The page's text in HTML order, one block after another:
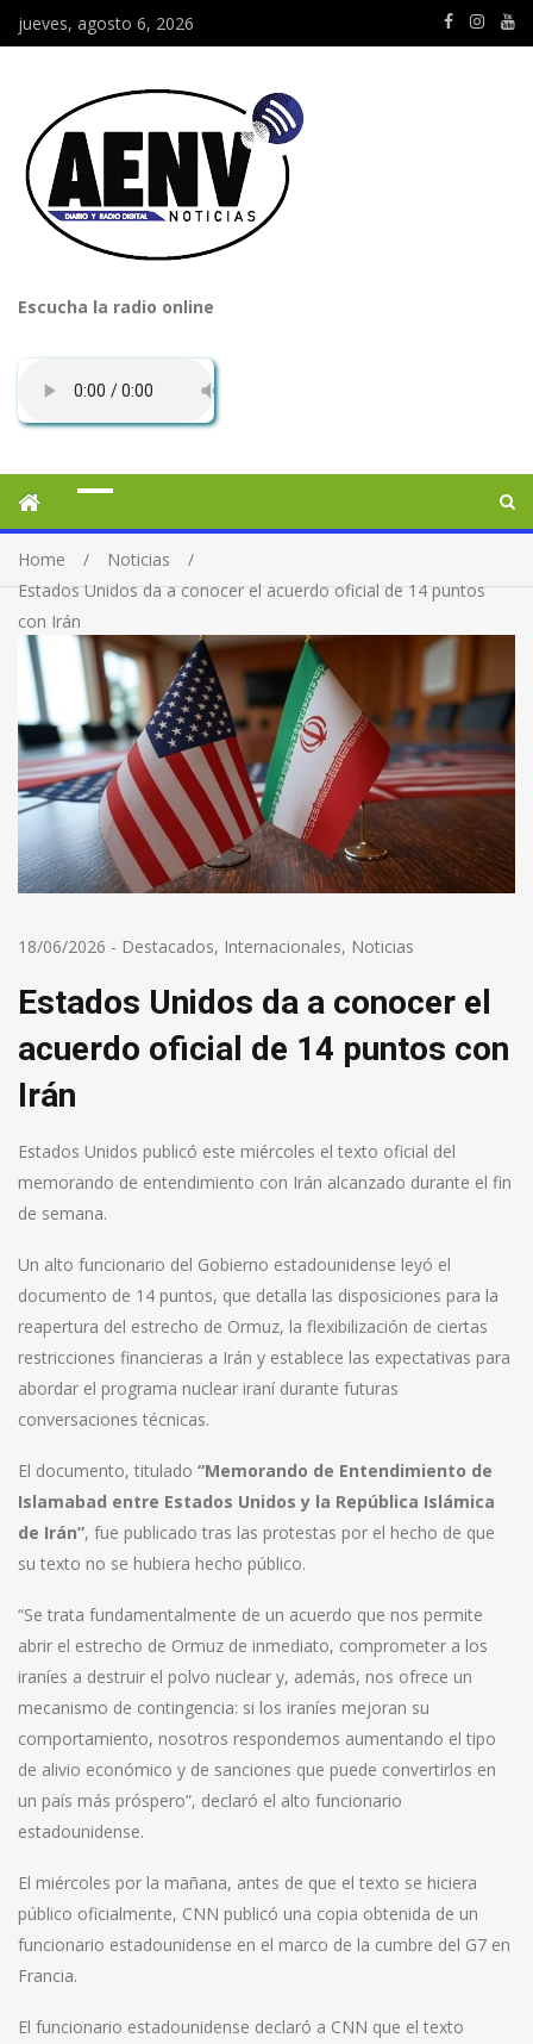
jueves, agosto 6, 2026
Escucha la radio online
Home
Noticias
Estados Unidos da a conocer el acuerdo oficial de 14 puntos
con Irán
18/06/2026 - Destacados, Internacionales, Noticias
Estados Unidos da a conocer el
acuerdo oficial de 14 puntos con
Irán
Estados Unidos publicó este miércoles el texto oficial del
memorando de entendimiento con Irán alcanzado durante el fin
de semana.
Un alto funcionario del Gobierno estadounidense leyó el
documento de 14 puntos, que detalla las disposiciones para la
reapertura del estrecho de Ormuz, la flexibilización de ciertas
restricciones financieras a Irán y establece las expectativas para
abordar el programa nuclear iraní durante futuras
conversaciones técnicas.
El documento, titulado “Memorando de Entendimiento de
Islamabad entre Estados Unidos y la República Islámica
de Irán”, fue publicado tras las protestas por el hecho de que
su texto no se hubiera hecho público.
“Se trata fundamentalmente de un acuerdo que nos permite
abrir el estrecho de Ormuz de inmediato, comprometer a los
iraníes a destruir el polvo nuclear y, además, nos ofrece un
mecanismo de contingencia: si los iraníes mejoran su
comportamiento, nosotros respondemos aumentando el tipo
de alivio económico y de sanciones que puede convertirlos en
un país más próspero”, declaró el alto funcionario
estadounidense.
El miércoles por la mañana, antes de que el texto se hiciera
público oficialmente, CNN publicó una copia obtenida de un
funcionario estadounidense en el marco de la cumbre del G7 en
Francia.
El funcionario estadounidense declaró a CNN que el texto